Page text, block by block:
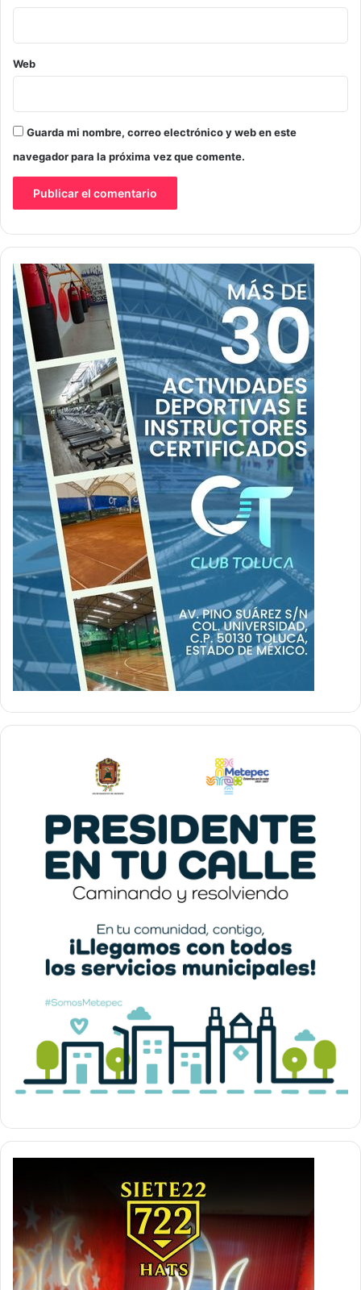
Web
Guarda mi nombre, correo electrónico y web en este
navegador para la próxima vez que comente.